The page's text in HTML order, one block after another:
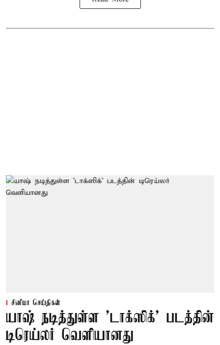
சினிமா செய்திகள்
யாஷ் நடித்துள்ள 'டாக்‌ஸிக்' படத்தின்
டிரெய்லர் வெளியானது